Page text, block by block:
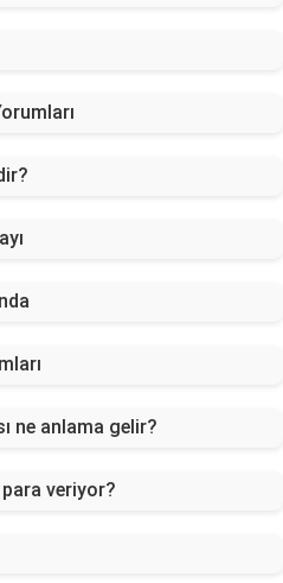
ne anlama gelir?
veriyor?